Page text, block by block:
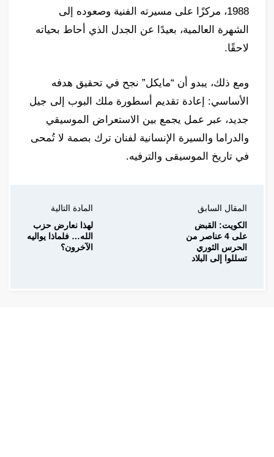
1988، مركزًا على مسيرته الفنية وصعوده إلى
الشهرة العالمية، بعيدًا عن الجدل الذي أحاط بحياته
لاحقًا.
ومع ذلك، يبدو أن “مايكل” نجح في تحقيق هدفه
الأساسي: إعادة تقديم أسطورة ملك البوب إلى جيل
جديد، عبر عمل يجمع بين الاستعراض الموسيقي
والدراما والسيرة الإنسانية لفنان ترك بصمة لا تُمحى
في تاريخ الموسيقى والترفيه.
المقال السابق
الكويت: القبض
على 4 عناصر من
الحرس الثوري
تسللوا إلى البلاد
المادة التالية
لهذا نعارض حزب
الله… فلماذا يواليه
الآخرون؟